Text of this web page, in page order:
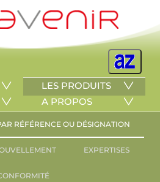
LES PRODUITS
A PROPOS
RÉFÉRENCE OU DÉSIGNATION
EXPERTISES